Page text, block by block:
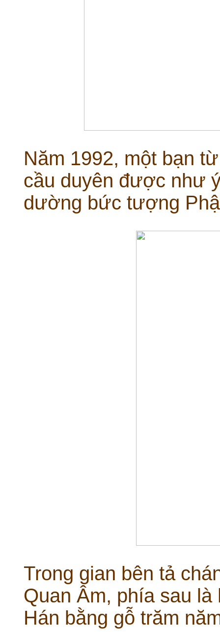
Năm 1992, một bạn
cầu duyên được như
dường bức tượng
Trong gian bên tả
Quan Âm, phía sau
Hán bằng gỗ trăm